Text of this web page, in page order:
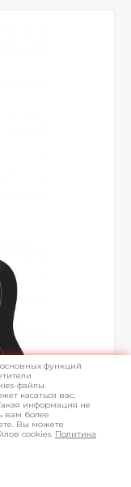
функций
файлы.
касаться вас,
информация не
вам более
Вы можете
cookies. Политика